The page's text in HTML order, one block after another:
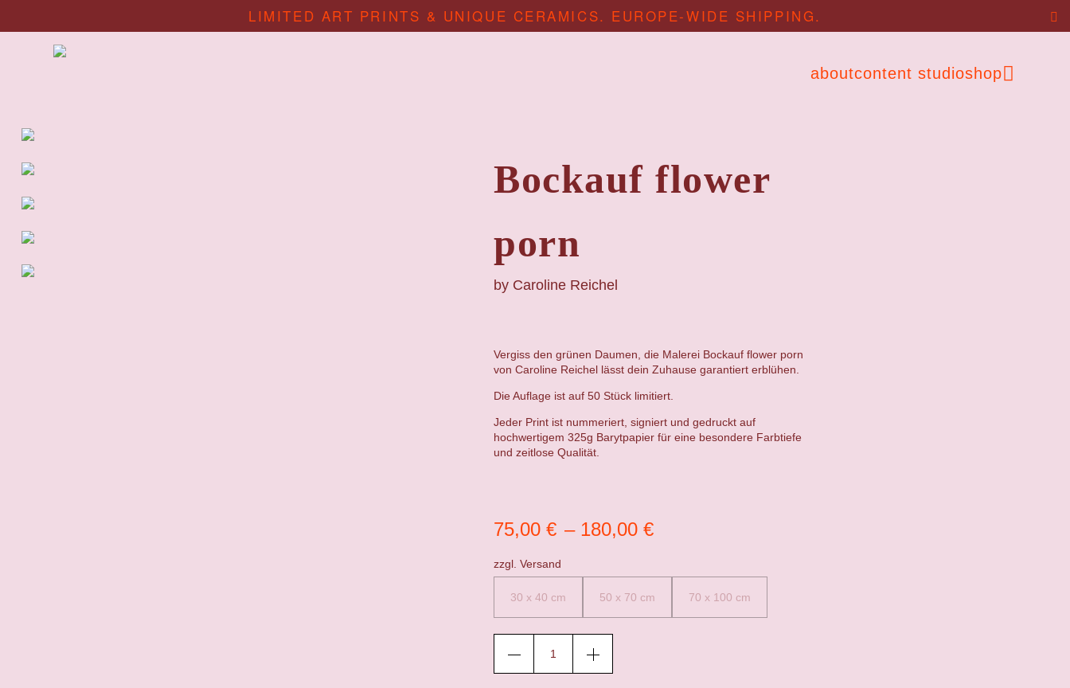
LIMITED ART PRINTS & UNIQUE CERAMICS. EUROPE-WIDE SHIPPING.
aboutcontent studioshop
Bockauf flower
porn
zzgl.Versand
by Caroline Reichel
75,00€ – 180,00€
30 x 40 cm 50 x 70 cm 70 x 100 cm
Vergiss den grünen Daumen, die Malerei Bockauf flower porn
vonCaroline Reichel lässt dein Zuhause garantiert erblühen.
Die Auflage ist auf 50 Stück limitiert.
Jeder Print ist nummeriert, signiert und gedruckt auf
hochwertigem 325g Barytpapier für eine besondere Farbtiefe
und zeitlose Qualität.